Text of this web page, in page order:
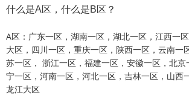
什么是A区，什么是B区？
A区：广东一区，湖南一区，湖北一区，江西一
大区，四川一区，重庆一区，陕西一区，云南
苏一区， 浙江一区，福建一区，安徽一区，北京
宁一区，河南一区，河北一区，吉林一区，山西
龙江大区